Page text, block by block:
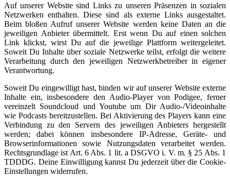
Auf unserer Website sind Links zu unseren Präsenzen in sozialen
Netzwerken enthalten. Diese sind als externe Links ausgestaltet.
Beim bloßen Aufruf unserer Website werden keine Daten an die
jeweiligen Anbieter übermittelt. Erst wenn Du auf einen solchen
Link klickst, wirst Du auf die jeweilige Plattform weitergeleitet.
Soweit Du Inhalte über soziale Netzwerke teilst, erfolgt die weitere
Verarbeitung durch den jeweiligen Netzwerkbetreiber in eigener
Verantwortung.
Soweit Du eingewilligt hast, binden wir auf unserer Website externe
Inhalte ein, insbesondere den Audio-Player von Podigee, ferner
vereinzelt Soundcloud und Youtube um Dir Audio-/Videoinhalte
wie Podcasts bereitzustellen. Bei Aktivierung des Players kann eine
Verbindung zu den Servern des jeweiligen Anbieters hergestellt
werden; dabei können insbesondere IP-Adresse, Geräte- und
Browserinformationen sowie Nutzungsdaten verarbeitet werden.
Rechtsgrundlage ist Art. 6 Abs. 1 lit. a DSGVO i. V. m. § 25 Abs. 1
TDDDG. Deine Einwilligung kannst Du jederzeit über die Cookie-
Einstellungen widerrufen.